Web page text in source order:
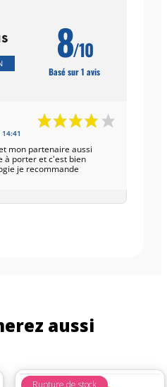
8/10
Basé sur 1 avis
mon partenaire aussi
à porter et c'est bien
je recommande
aussi
Rupture de stock